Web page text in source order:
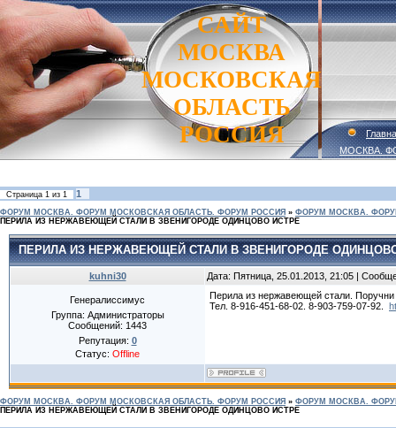
САЙТ
МОСКВА
МОСКОВСКАЯ
ОБЛАСТЬ
РОССИЯ
МОСКВА.
Страница 1 из 1 1
ФОРУМ МОСКВА. ФОРУМ МОСКОВСКАЯ ОБЛАСТЬ. ФОРУМ РОССИЯ » ФОРУМ МОСКВА.
ПЕРИЛА ИЗ НЕРЖАВЕЮЩЕЙ СТАЛИ В ЗВЕНИГОРОДЕ ОДИНЦОВО ИСТРЕ
ПЕРИЛА ИЗ НЕРЖАВЕЮЩЕЙ СТАЛИ В ЗВЕНИГОРОДЕ
kuhni30 Дата: Пятница, 25.01.2013, 21:05 |
Генералиссимус
Группа: Администраторы
Сообщений: 1443
Репутация: 0
Статус: Offline
Перила из нержавеющей стали.
Тел. 8-916-451-68-02. 8-903-759-07-92.
ФОРУМ МОСКВА. ФОРУМ МОСКОВСКАЯ ОБЛАСТЬ. ФОРУМ РОССИЯ » ФОРУМ МОСКВА.
ПЕРИЛА ИЗ НЕРЖАВЕЮЩЕЙ СТАЛИ В ЗВЕНИГОРОДЕ ОДИНЦОВО ИСТРЕ